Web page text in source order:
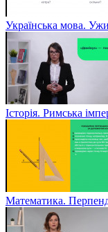
Українська мова.
Історія. Римська
Математика.